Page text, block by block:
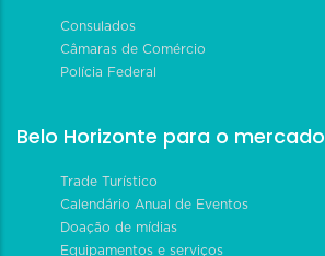
Consulados
Câmaras de Comércio
Polícia Federal
Belo Horizonte para o mercado
Trade Turístico
Calendário Anual de Eventos
Doação de mídias
Equipamentos e serviços